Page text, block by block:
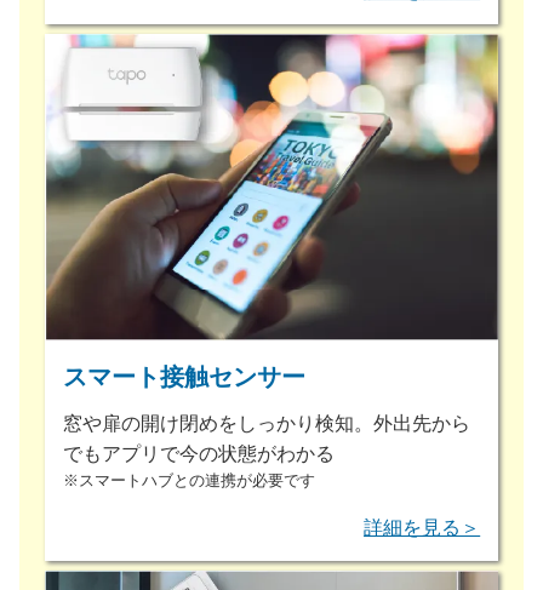
スマート接触センサー
窓や扉の開け閉めをしっかり検知。外出先から
でもアプリで今の状態がわかる
※スマートハブとの連携が必要です
詳細を見る＞